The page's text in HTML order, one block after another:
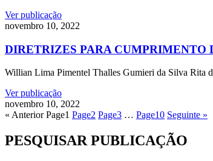
Ver publicação
novembro 10, 2022
DIRETRIZES PARA CUMPRIMENTO
Willian Lima Pimentel Thalles Gumieri da Silva Rita
Ver publicação
novembro 10, 2022
« Anterior Page1 Page2 Page3 … Page10 Seguinte »
PESQUISAR PUBLICAÇÃO